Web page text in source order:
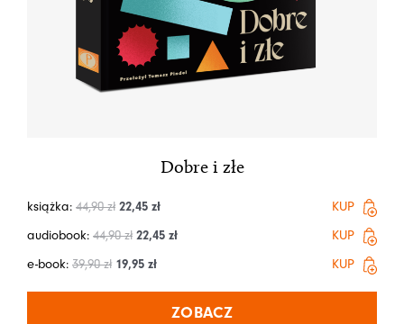
Dobre i złe
książka: 44,90zł 22,45 zł
KUP
audiobook: 44,90zł 22,45 zł
KUP
e-book: 39,90zł 19,95 zł KUP
ZOBACZ